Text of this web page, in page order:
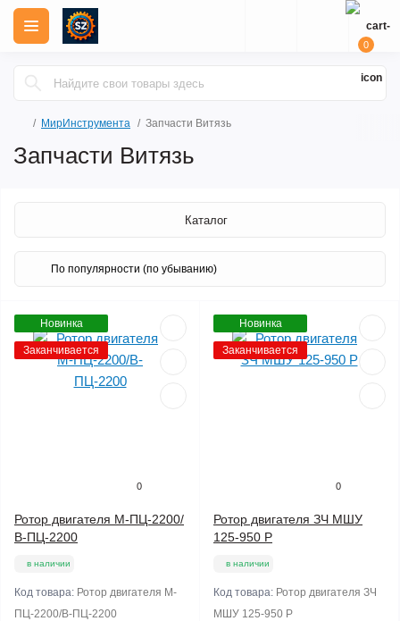
0
МирИнструмента Запчасти Витязь
Запчасти Витязь
Каталог
Новинка
Заканчивается
0
Ротор двигателя М-ПЦ-2200/
В-ПЦ-2200
в наличии
Код товара: Ротор двигателя М-
ПЦ-2200/В-ПЦ-2200
Новинка
Заканчивается
0
Ротор двигателя ЗЧ МШУ
125-950 Р
в наличии
Код товара: Ротор двигателя ЗЧ
МШУ 125-950 Р